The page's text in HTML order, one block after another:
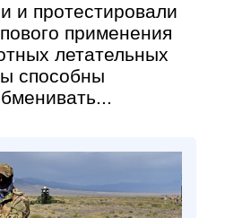
и протестировали
применения
летательных
способны